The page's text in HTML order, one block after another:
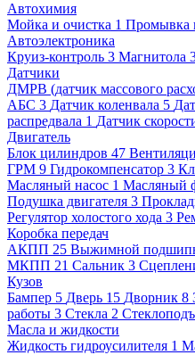
Автохимия
Мойка и очистка 1 Промывка
Автоэлектроника
Круиз-контроль 3 Магнитола
Датчики
ДМРВ (датчик массового
АБС 3 Датчик коленвала 5
распредвала 1 Датчик
Двигатель
Блок цилиндров 47
ГРМ 9 Гидрокомпенсатор 3
Масляный насос 1 Масляный
Подушка двигателя 3
Регулятор холостого хода 3
Коробка передач
АКПП 25 Выжимной
МКПП 21 Сальник 3
Кузов
Бампер 5 Дверь 15 Дворник 8
работы 3 Стекла 2
Масла и жидкости
Жидкость гидроусилителя 1